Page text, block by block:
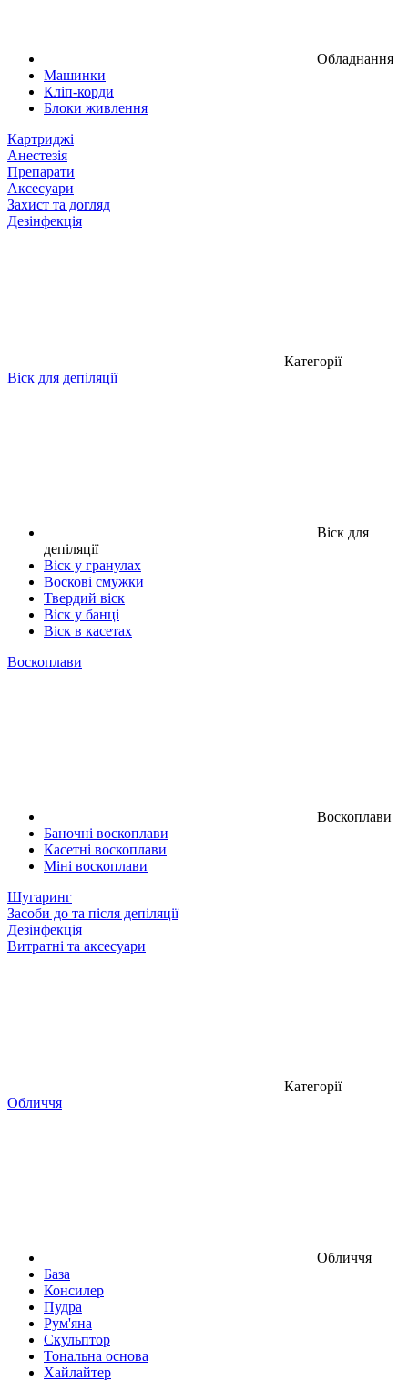
Обладнання
Машинки
Кліп-корди
Блоки живлення
Картриджі
Анестезія
Препарати
Аксесуари
Захист та догляд
Дезінфекція
Категорії
Віск для депіляції
Віск для
депіляції
Віск у гранулах
Воскові смужки
Твердий віск
Віск у банці
Віск в касетах
Воскоплави
Воскоплави
Баночні воскоплави
Касетні воскоплави
Міні воскоплави
Шугаринг
Засоби до та після депіляції
Дезінфекція
Витратні та аксесуари
Категорії
Обличчя
Обличчя
База
Консилер
Пудра
Рум'яна
Скульптор
Тональна основа
Хайлайтер